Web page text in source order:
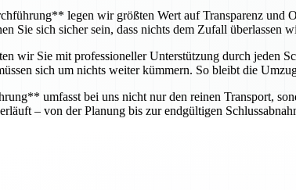
legen wir größten Wert auf Transparenz und
Sie sich sicher sein, dass nichts dem Zufall
wir Sie mit professioneller Unterstützung durch jeden
sich um nichts weiter kümmern. So bleibt die
umfasst bei uns nicht nur den reinen Transport,
– von der Planung bis zur endgültigen